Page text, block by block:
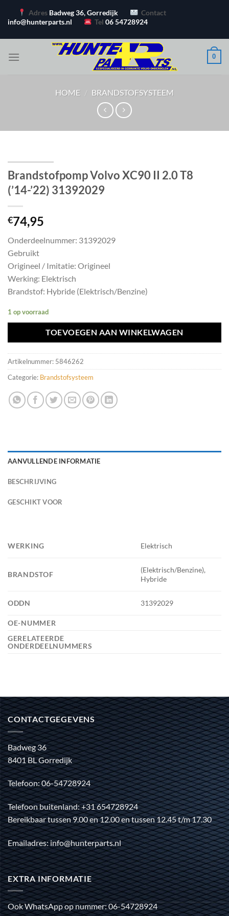
naar
Adres Badweg 36, Gorredijk
Contact
info@hunterparts.nl
Tel06 54728924
0
HOME / BRANDSTOFSYSTEEM
Brandstofpomp Volvo XC90 II 2.0 T8
(’14-’22) 31392029
€74,95
Onderdeelnummer: 31392029
Gebruikt
Origineel / Imitatie: Origineel
Werking: Elektrisch
Brandstof: Hybride (Elektrisch/Benzine)
1 op voorraad
TOEVOEGEN AAN WINKELWAGEN
Artikelnummer: 5846262
Categorie: Brandstofsysteem
AANVULLENDE INFORMATIE
BESCHRIJVING
GESCHIKT VOOR
WERKING Elektrisch
BRANDSTOF
(Elektrisch/Benzine),
Hybride
ODDN 31392029
OE-NUMMER
GERELATEERDE
ONDERDEELNUMMERS
CONTACTGEGEVENS
Badweg 36
8401 BL Gorredijk
Telefoon: 06-54728924
Telefoon buitenland: +31 654728924
Bereikbaar tussen 9.00 en 12.00 en tussen 12.45 t/m 17.30
Emailadres: info@hunterparts.nl
EXTRA INFORMATIE
Ook WhatsApp op nummer: 06-54728924